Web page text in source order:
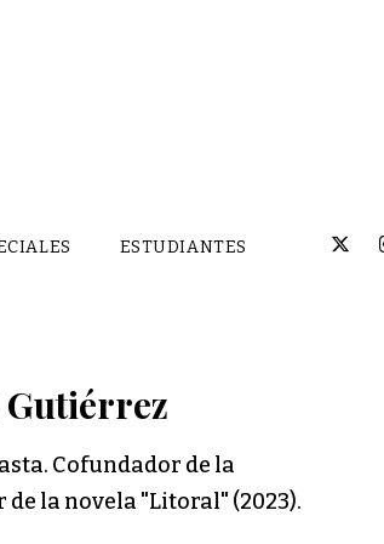
ESTUDIANTES
Cofundador de la
la novela "Litoral" (2023).